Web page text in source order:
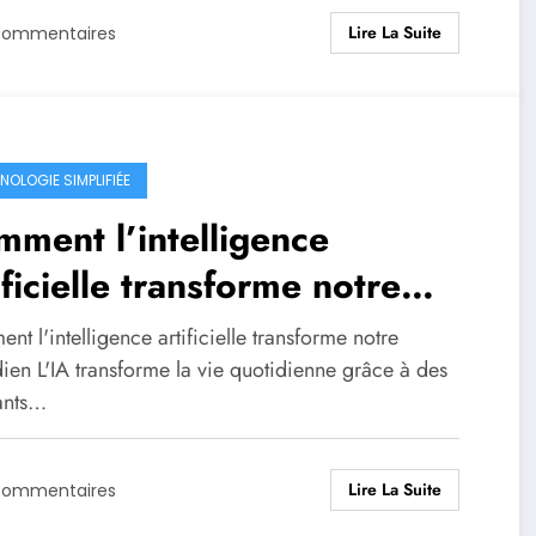
Lire La Suite
SIMPLIFIÉE
l’intelligence
transforme notre
l'intelligence artificielle transforme notre
L'IA transforme la vie quotidienne grâce à des
Lire La Suite